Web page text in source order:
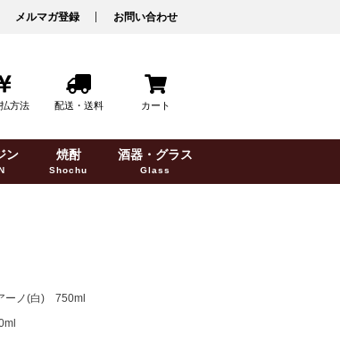
メルマガ登録 お問い合わせ
方法 配送・送料 カート
ン 焼酎
Shochu
酒器・グラス
Glass
ーノ(白) 750ml